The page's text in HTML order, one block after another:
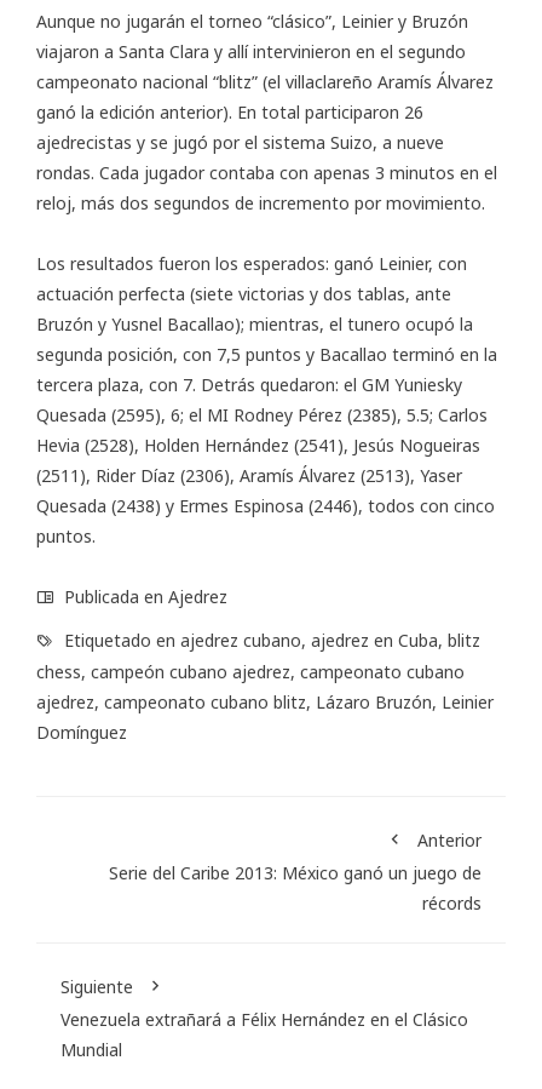
Aunque no jugarán el torneo “clásico”, Leinier y Bruzón
viajaron a Santa Clara y allí intervinieron en el segundo
campeonato nacional “blitz” (el villaclareño Aramís Álvarez
ganó la edición anterior). En total participaron 26
ajedrecistas y se jugó por el sistema Suizo, a nueve
rondas. Cada jugador contaba con apenas 3 minutos en el
reloj, más dos segundos de incremento por movimiento.
Los resultados fueron los esperados: ganó Leinier, con
actuación perfecta (siete victorias y dos tablas, ante
Bruzón y Yusnel Bacallao); mientras, el tunero ocupó la
segunda posición, con 7,5 puntos y Bacallao terminó en la
tercera plaza, con 7. Detrás quedaron: el GM Yuniesky
Quesada (2595), 6; el MI Rodney Pérez (2385), 5.5; Carlos
Hevia (2528), Holden Hernández (2541), Jesús Nogueiras
(2511), Rider Díaz (2306), Aramís Álvarez (2513), Yaser
Quesada (2438) y Ermes Espinosa (2446), todos con cinco
puntos.
Publicada en Ajedrez
Etiquetado en ajedrez cubano, ajedrez en Cuba, blitz
chess, campeón cubano ajedrez, campeonato cubano
ajedrez, campeonato cubano blitz, Lázaro Bruzón, Leinier
Domínguez
Anterior
Serie del Caribe 2013: México ganó un juego de
récords
Siguiente
Venezuela extrañará a Félix Hernández en el Clásico
Mundial